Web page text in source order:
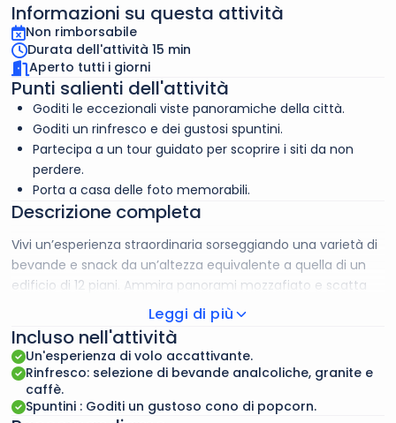
Informazioni su questa attività
Non rimborsabile
Durata dell'attività 15 min
Aperto tutti i giorni
Punti salienti dell'attività
Goditi le eccezionali viste panoramiche della città.
Goditi un rinfresco e dei gustosi spuntini.
Partecipa a un tour guidato per scoprire i siti da non
perdere.
Porta a casa delle foto memorabili.
Descrizione completa
Vivi un’esperienza straordinaria sorseggiando una varietà di
bevande e snack da un’altezza equivalente a quella di un
edificio di 12 piani. Ammira panorami mozzafiato e scatta
foto dei punti di riferimento più iconici di Dubai, come il Burj
Al Arab, The Palm, Atlantis e Skydive Dubai.
Leggi di più
Incluso nell'attività
Un'esperienza di volo accattivante.
Rinfresco: selezione di bevande analcoliche, granite e
caffè.
Spuntini : Goditi un gustoso cono di popcorn.